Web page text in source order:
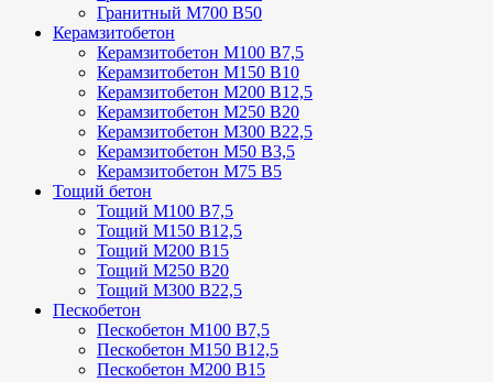
Гранитный М700 В50
Керамзитобетон
Керамзитобетон М100 В7,5
Керамзитобетон М150 В10
Керамзитобетон М200 В12,5
Керамзитобетон М250 В20
Керамзитобетон М300 В22,5
Керамзитобетон М50 В3,5
Керамзитобетон М75 В5
Тощий бетон
Тощий М100 В7,5
Тощий М150 В12,5
Тощий М200 В15
Тощий М250 В20
Тощий М300 В22,5
Пескобетон
Пескобетон М100 В7,5
Пескобетон М150 В12,5
Пескобетон М200 В15